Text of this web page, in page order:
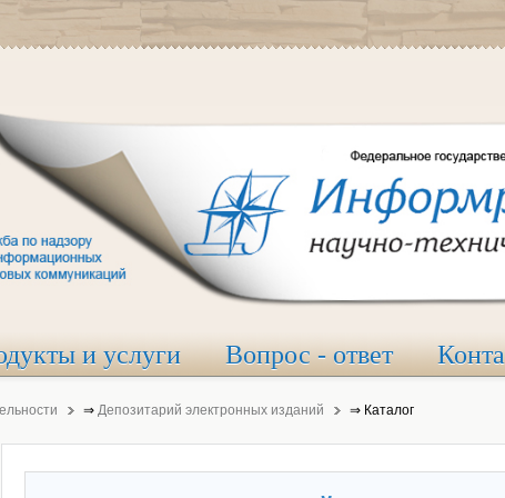
и услуги Вопрос - ответ
⇒ Депозитарий электронных изданий ⇒ Каталог